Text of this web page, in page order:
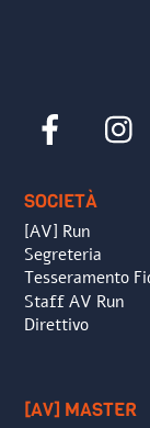
Facebook
SOCIETÀ
[AV] Run
Segreteria
Tesseramento
Staff AV Run
Direttivo
[AV] MASTER